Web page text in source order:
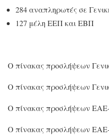
284 αναπληρωτές σε
127 μέλη ΕΕΠ και ΕΒΠ
Ο πίνακας προσλήψεων
Ο πίνακας προσλήψεων
Ο πίνακας προσλήψεων
Ο πίνακας προσλήψεων